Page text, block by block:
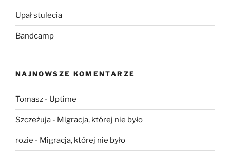
Upał stulecia
Bandcamp
NAJNOWSZE KOMENTARZE
Tomasz - Uptime
Szczeżuja - Migracja, której nie było
rozie - Migracja, której nie było